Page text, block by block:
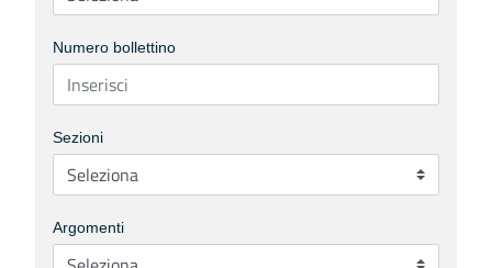
Numero bollettino
Sezioni
Argomenti